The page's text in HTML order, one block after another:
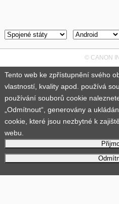
Tento web ke zpřístupnění svého
vlastností, kvality apod. používá
používání souborů cookie
„Odmítnout“, generovány a
cookie, které jsou nezbytné k
webu.
© CANON